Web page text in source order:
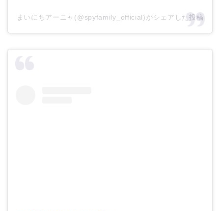
まいにちアーニャ(@spyfamily_official)がシェアした投稿